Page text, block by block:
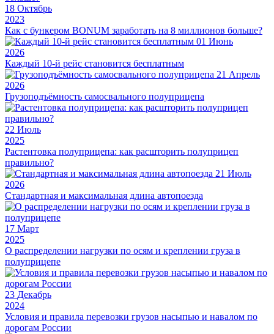
18 Октябрь
2023
Как с бункером BONUM заработать на 8 миллионов больше?
01 Июнь
2026
Каждый 10-й рейс становится бесплатным
21 Апрель
2026
Грузоподъёмность самосвального полуприцепа
22 Июль
2025
Растентовка полуприцепа: как расшторить полуприцеп
правильно?
21 Июль
2026
Стандартная и максимальная длина автопоезда
17 Март
2025
О распределении нагрузки по осям и креплении груза в
полуприцепе
23 Декабрь
2024
Условия и правила перевозки грузов насыпью и навалом по
дорогам России